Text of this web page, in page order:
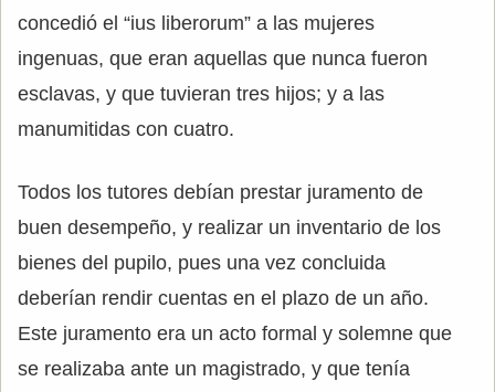
concedió el “ius liberorum” a las mujeres
ingenuas, que eran aquellas que nunca fueron
esclavas, y que tuvieran tres hijos; y a las
manumitidas con cuatro.
Todos los tutores debían prestar juramento de
buen desempeño, y realizar un inventario de los
bienes del pupilo, pues una vez concluida
deberían rendir cuentas en el plazo de un año.
Este juramento era un acto formal y solemne que
se realizaba ante un magistrado, y que tenía